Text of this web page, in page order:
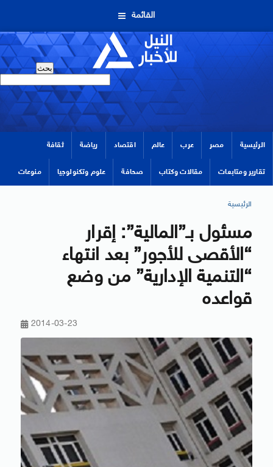
القائمة
الرئيسية مصر عرب عالم اقتصاد رياضة ثقافة
تقارير ومتابعات مقالات وكتاب صحافة علوم وتكنولوجيا منوعات
الرئيسية
مسئول بـ”المالية”: إقرار
“الأقصى للأجور” بعد انتهاء
“التنمية الإدارية” من وضع
قواعده
2014-03-23